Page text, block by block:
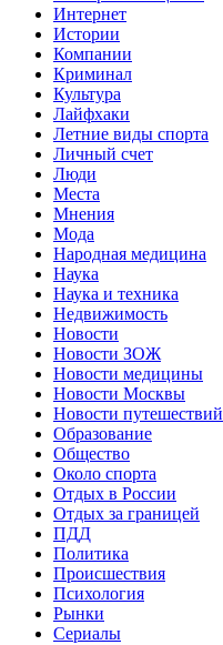
Интернет
Истории
Компании
Криминал
Культура
Лайфхаки
Летние виды спорта
Личный счет
Люди
Места
Мнения
Мода
Народная медицина
Наука
Наука и техника
Недвижимость
Новости
Новости ЗОЖ
Новости медицины
Новости Москвы
Новости путешествий
Образование
Общество
Около спорта
Отдых в России
Отдых за границей
ПДД
Политика
Происшествия
Психология
Рынки
Сериалы